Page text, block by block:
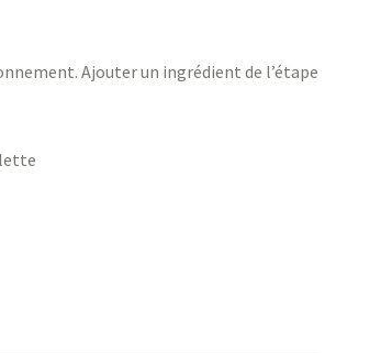
Ajouter un ingrédient de l’étape